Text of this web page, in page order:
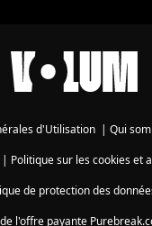
d'Utilisation | Qui
Politique sur les cookies et
de protection des
l'offre payante